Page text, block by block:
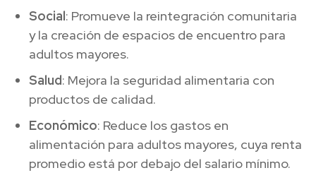
Social: Promueve la reintegración comunitaria
y la creación de espacios de encuentro para
adultos mayores.
Salud: Mejora la seguridad alimentaria con
productos de calidad.
Económico: Reduce los gastos en
alimentación para adultos mayores, cuya renta
promedio está por debajo del salario mínimo.